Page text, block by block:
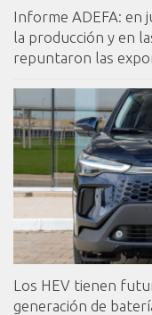
Informe ADEFA: en
la producción y en
repuntaron las
Los HEV tienen
generación de